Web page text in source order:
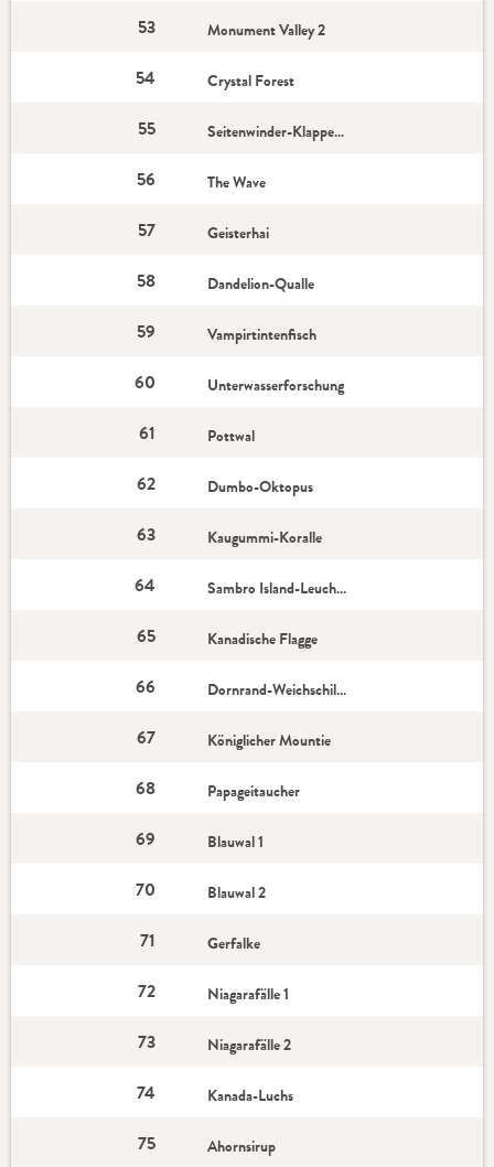
53 Monument Valley 2
54 Crystal Forest
55 Seitenwinder-Klapperschlange
56 The Wave
57 Geisterhai
58 Dandelion-Qualle
59 Vampirtintenfisch
60 Unterwasserforschung
61 Pottwal
62 Dumbo-Oktopus
63 Kaugummi-Koralle
64 Sambro Island-Leuchtturm
65 Kanadische Flagge
66 Dornrand-Weichschildkröte
67 Königlicher Mountie
68 Papageitaucher
69 Blauwal 1
70 Blauwal 2
71 Gerfalke
72 Niagarafälle 1
73 Niagarafälle 2
74 Kanada-Luchs
75 Ahornsirup